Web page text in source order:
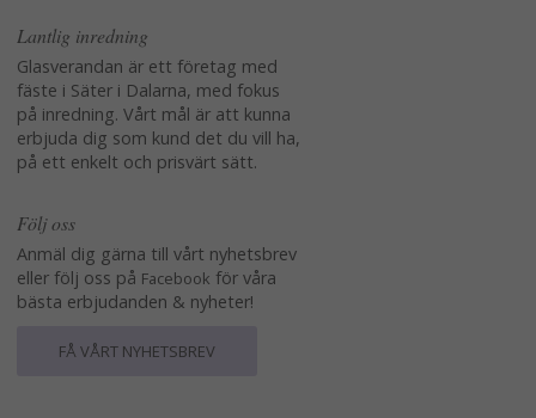
Lantlig inredning
Glasverandan är ett företag med
fäste i Säter i Dalarna, med fokus
på inredning. Vårt mål är att kunna
erbjuda dig som kund det du vill ha,
på ett enkelt och prisvärt sätt.
Följ oss
Anmäl dig gärna till vårt nyhetsbrev
eller följ oss på Facebook för våra
bästa erbjudanden & nyheter!
FÅ VÅRT NYHETSBREV